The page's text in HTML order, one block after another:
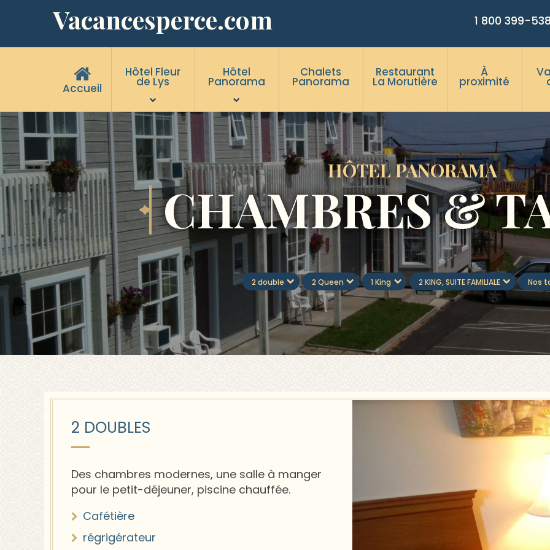
Vacancesperce.com 1 800 399-
Accueil
Hôtel Fleur
de Lys
Hôtel
Panorama
Chalets
Panorama
Restaurant
La Morutière
À
proximité
HÔTEL PANORAMA
CHAMBRES &
2 double 2 Queen 1 King 2 KING, SUITE FAMILIALE Nos
2 DOUBLES
Des chambres modernes, une salle à manger
pour le petit-déjeuner, piscine chauffée.
Cafétière
régrigérateur